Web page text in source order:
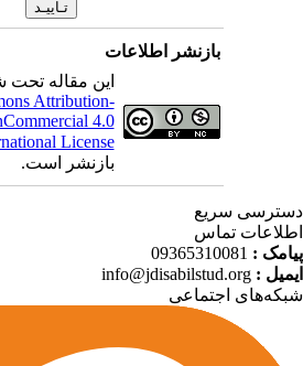
بازنشر اطلاعات
این مقاله تحت
Attribution-
4.0
License
بازنشر است.
سریع
تماس
:
09365310081
:
info@jdisabilstud.org
اجتماعی